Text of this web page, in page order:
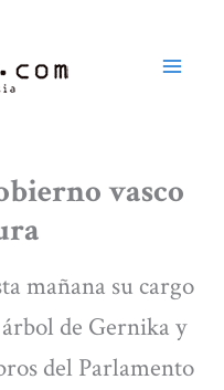
vasco
mañana su cargo
de Gernika y
del Parlamento